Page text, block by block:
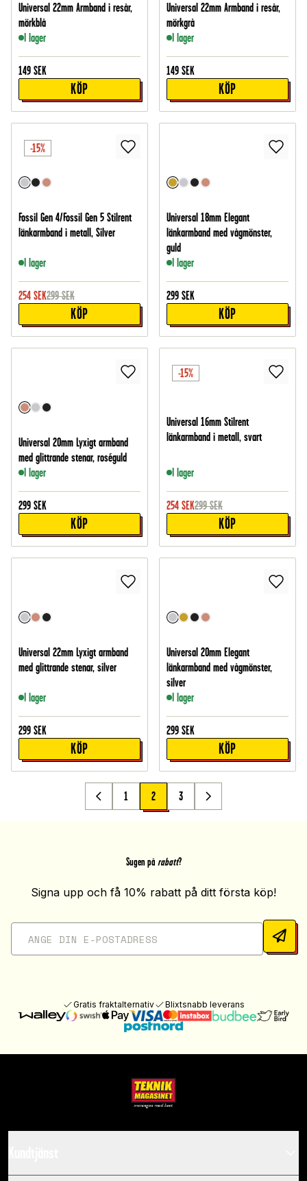
Universal 22mm Armband i resår,
mörkblå
I lager
149 SEK
KÖP
Universal 22mm Armband i resår,
mörkgrå
I lager
149 SEK
KÖP
-15%
Fossil Gen 4/Fossil Gen 5 Stilrent
länkarmband i metall, Silver
I lager
254 SEK299 SEK
KÖP
Universal 18mm Elegant
länkarmband med vågmönster,
guld
I lager
299 SEK
KÖP
Universal 20mm Lyxigt armband
med glittrande stenar, roséguld
I lager
299 SEK
KÖP
-15%
Universal 16mm Stilrent
länkarmband i metall, svart
I lager
254 SEK299 SEK
KÖP
Universal 22mm Lyxigt armband
med glittrande stenar, silver
I lager
299 SEK
KÖP
Universal 20mm Elegant
länkarmband med vågmönster,
silver
I lager
299 SEK
KÖP
1 2 3
Sugen på rabatt?
Signa upp och få 10% rabatt på ditt första köp!
Gratis fraktalternativ Blixtsnabb leverans